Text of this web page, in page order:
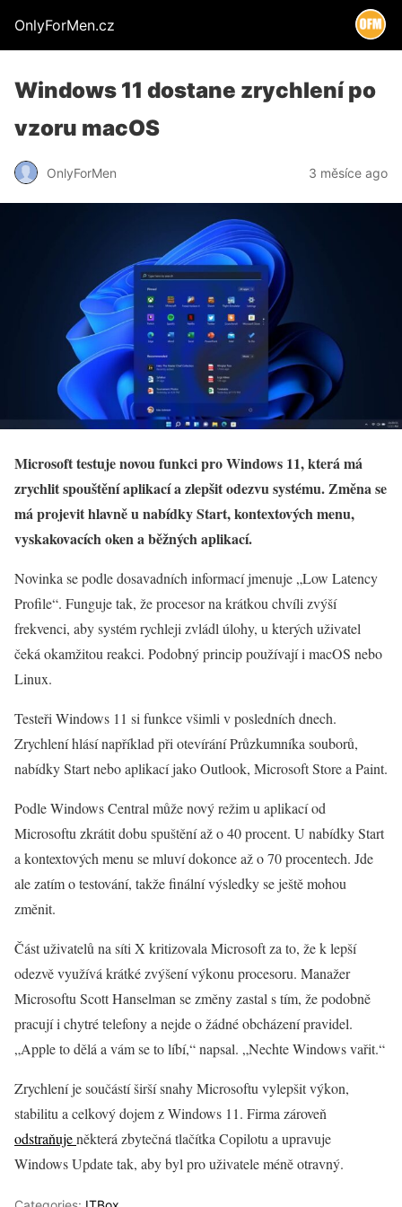
OnlyForMen.cz
Windows 11 dostane zrychlení po
vzoru macOS
OnlyForMen 3 měsíce ago
Microsoft testuje novou funkci pro Windows 11, která má
zrychlit spouštění aplikací a zlepšit odezvu systému. Změna se
má projevit hlavně u nabídky Start, kontextových menu,
vyskakovacích oken a běžných aplikací.
Novinka se podle dosavadních informací jmenuje „Low Latency
Profile“. Funguje tak, že procesor na krátkou chvíli zvýší
frekvenci, aby systém rychleji zvládl úlohy, u kterých uživatel
čeká okamžitou reakci. Podobný princip používají i macOS nebo
Linux.
Testeři Windows 11 si funkce všimli v posledních dnech.
Zrychlení hlásí například při otevírání Průzkumníka souborů,
nabídky Start nebo aplikací jako Outlook, Microsoft Store a Paint.
Podle Windows Central může nový režim u aplikací od
Microsoftu zkrátit dobu spuštění až o 40 procent. U nabídky Start
a kontextových menu se mluví dokonce až o 70 procentech. Jde
ale zatím o testování, takže finální výsledky se ještě mohou
změnit.
Část uživatelů na síti X kritizovala Microsoft za to, že k lepší
odezvě využívá krátké zvýšení výkonu procesoru. Manažer
Microsoftu Scott Hanselman se změny zastal s tím, že podobně
pracují i chytré telefony a nejde o žádné obcházení pravidel.
„Apple to dělá a vám se to líbí,“ napsal. „Nechte Windows vařit.“
Zrychlení je součástí širší snahy Microsoftu vylepšit výkon,
stabilitu a celkový dojem z Windows 11. Firma zároveň
odstraňujeněkterá zbytečná tlačítka Copilotu a upravuje
Windows Update tak, aby byl pro uživatele méně otravný.